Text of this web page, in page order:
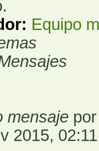
Equipo
mensaje
2015, 02:11